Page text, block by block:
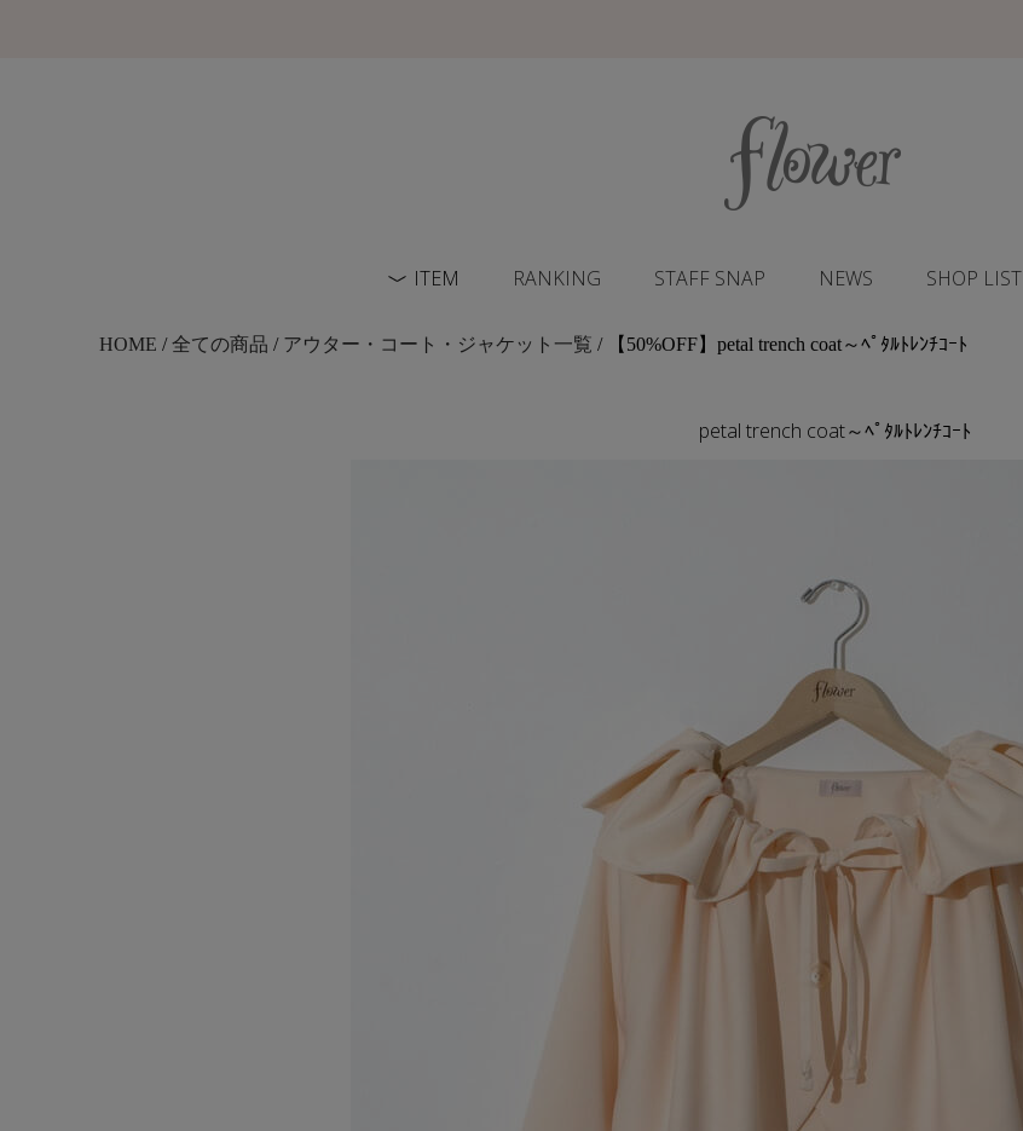
ITEM RANKING STAFF SNAP NEWS SHOP LIST
HOME /全ての商品 / アウター・コート・ジャケット一覧 / 【50%OFF】petal trench coat～ﾍﾟﾀﾙﾄﾚﾝﾁｺｰﾄ
petal trench coat～ﾍﾟﾀﾙﾄﾚﾝﾁｺｰﾄ